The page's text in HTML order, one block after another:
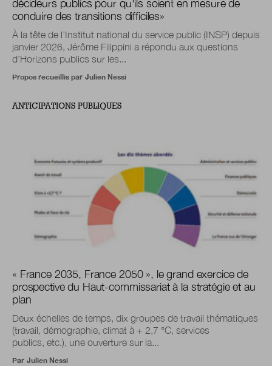
décideurs publics pour qu'ils soient en mesure de
conduire des transitions difficiles»
À la tête de l’Institut national du service public (INSP) depuis
janvier 2026, Jérôme Filippini a répondu aux questions
d’Horizons publics sur les...
Propos recueillis par Julien Nessi
ANTICIPATIONS PUBLIQUES
« France 2035, France 2050 », le grand exercice de
prospective du Haut-commissariat à la stratégie et au
plan
Deux échelles de temps, dix groupes de travail thématiques
(travail, démographie, climat à + 2,7 °C, services
publics, etc.), une ouverture sur la...
Par Julien Nessi